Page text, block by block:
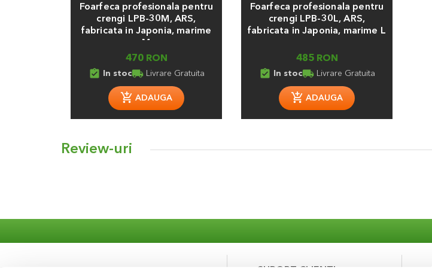
Foarfeca profesionala pentru
crengi LPB-30M, ARS,
fabricata in Japonia, marime
M
470 RON
assignment_turned_in In stoclocal_shipping Livrare Gratuita
ADAUGA
Foarfeca profesionala pentru
crengi LPB-30L, ARS,
fabricata in Japonia, marime L
485 RON
assignment_turned_in In stoclocal_shipping Livrare Gratuita
ADAUGA
Review-uri